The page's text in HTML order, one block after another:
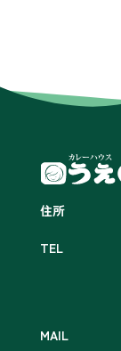
住所
TEL
MAIL